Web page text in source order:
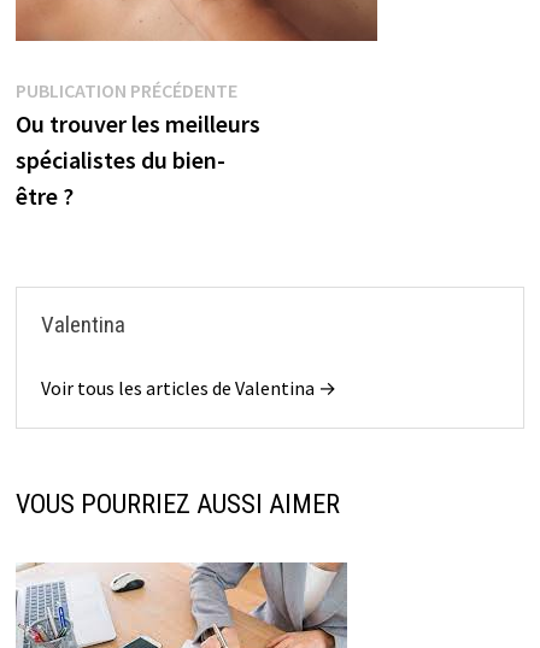
Navigation
de
l’article
PUBLICATION PRÉCÉDENTEPublication
précédente :
Ou trouver les meilleurs
spécialistes du bien-
être ?
Valentina
Voir tous les articles de Valentina →
VOUS POURRIEZ AUSSI AIMER